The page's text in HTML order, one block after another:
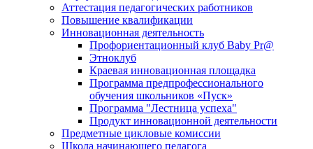
Аттестация педагогических работников
Повышение квалификации
Инновационная деятельность
Профориентационный клуб Baby Pr@
Этноклуб
Краевая инновационная площадка
Программа предпрофессионального
обучения школьников «Пуск»
Программа "Лестница успеха"
Продукт инновационной деятельности
Предметные цикловые комиссии
Школа начинающего педагога